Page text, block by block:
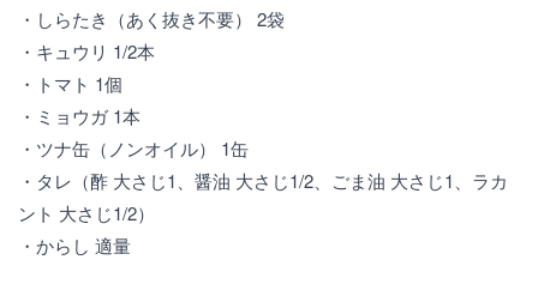
・しらたき（あく抜き不要） 2袋
・キュウリ 1/2本
・トマト 1個
・ミョウガ 1本
・ツナ缶（ノンオイル） 1缶
・タレ（酢 大さじ1、醤油 大さじ1/2、ごま油 大さじ1、ラカ
ント 大さじ1/2）
・からし 適量